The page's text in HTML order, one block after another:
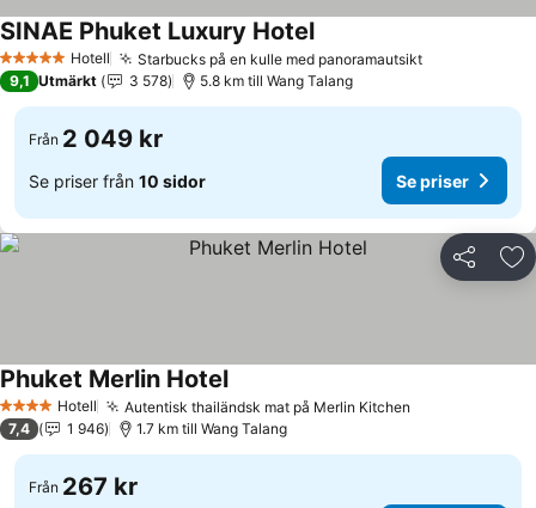
5 Stjärnor Hotell Starbucks på en kulle med panoramautsikt
SINAE Phuket Luxury Hotel
9,1 Utmärkt 3 578 5.8 km till Wang Talang
Från 2 049 kr
Se priser från 10 sidor Se priser
Dela
4 StjärnorHotell Autentisk thailändsk mat på Merlin Kitchen
Phuket Merlin Hotel
7,4 1 946 1.7 km till Wang Talang
Från 267 kr